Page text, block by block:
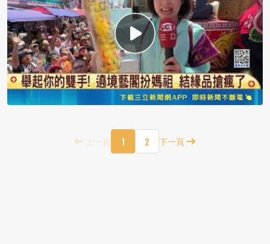
上一頁 1 2 下一頁